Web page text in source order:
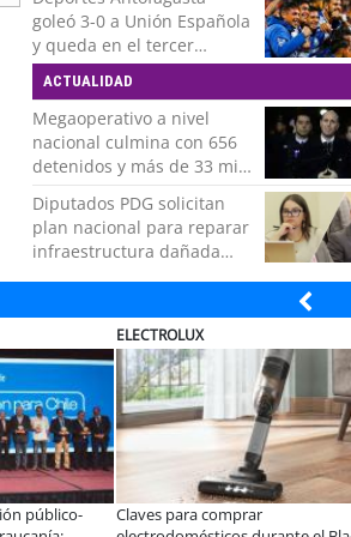
goleó 3-0 a Unión Española
y queda en el tercer
puesto de la Liga del
Ascenso
ACTUALIDAD
Megaoperativo a nivel
nacional culmina con 656
detenidos y más de 33 mil
controles realizados
Diputados PDG solicitan
plan nacional para reparar
infraestructura dañada
hoy las familias en la
JAC SUNRAY
JAC renueva el